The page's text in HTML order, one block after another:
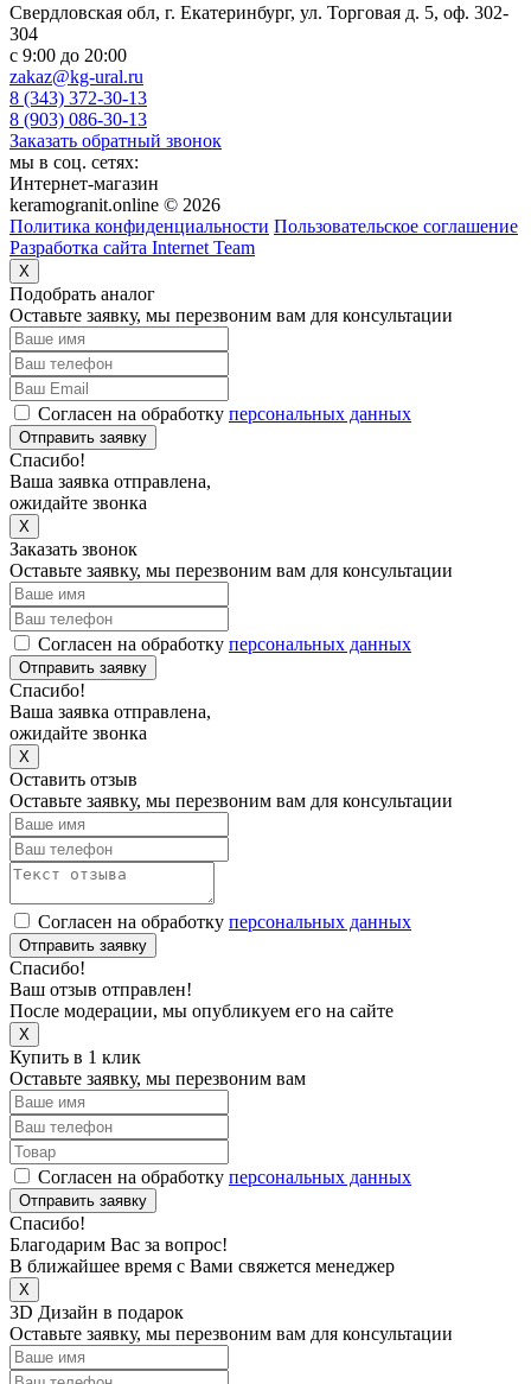
Свердловская обл, г. Екатеринбург, ул. Торговая д. 5, оф. 302-
304
c 9:00 до 20:00
zakaz@kg-ural.ru
8 (343) 372-30-13
8 (903) 086-30-13
Заказать обратный звонок
мы в соц. сетях:
Интернет-магазин
keramogranit.online © 2026
Политика конфиденциальности Пользовательское соглашение
Разработка сайта Internet Team
X
Подобрать аналог
Оставьте заявку, мы перезвоним вам для консультации
Согласен на обработку персональных данных
Отправить заявку
Спасибо!
Ваша заявка отправлена,
ожидайте звонка
X
Заказать звонок
Оставьте заявку, мы перезвоним вам для консультации
Согласен на обработку персональных данных
Отправить заявку
Спасибо!
Ваша заявка отправлена,
ожидайте звонка
X
Оставить отзыв
Оставьте заявку, мы перезвоним вам для консультации
Согласен на обработку персональных данных
Отправить заявку
Спасибо!
Ваш отзыв отправлен!
После модерации, мы опубликуем его на сайте
X
Купить в 1 клик
Оставьте заявку, мы перезвоним вам
Согласен на обработку персональных данных
Отправить заявку
Спасибо!
Благодарим Вас за вопрос!
В ближайшее время с Вами свяжется менеджер
X
3D Дизайн в подарок
Оставьте заявку, мы перезвоним вам для консультации